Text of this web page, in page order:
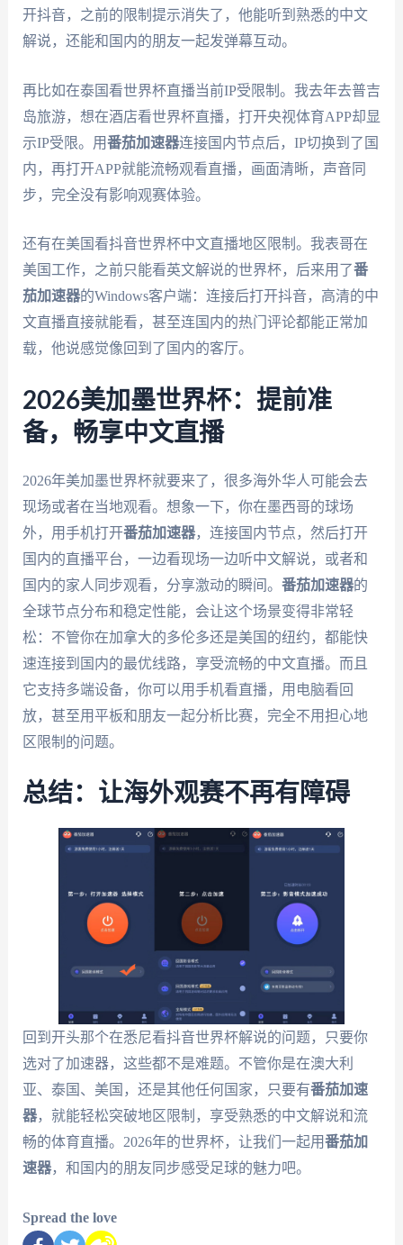
开抖音，之前的限制提示消失了，他能听到熟悉的中文
解说，还能和国内的朋友一起发弹幕互动。
再比如在泰国看世界杯直播当前IP受限制。我去年去普吉
岛旅游，想在酒店看世界杯直播，打开央视体育APP却显
示IP受限。用番茄加速器连接国内节点后，IP切换到了国
内，再打开APP就能流畅观看直播，画面清晰，声音同
步，完全没有影响观赛体验。
还有在美国看抖音世界杯中文直播地区限制。我表哥在
美国工作，之前只能看英文解说的世界杯，后来用了番
茄加速器的Windows客户端：连接后打开抖音，高清的中
文直播直接就能看，甚至连国内的热门评论都能正常加
载，他说感觉像回到了国内的客厅。
2026美加墨世界杯：提前准
备，畅享中文直播
2026年美加墨世界杯就要来了，很多海外华人可能会去
现场或者在当地观看。想象一下，你在墨西哥的球场
外，用手机打开番茄加速器，连接国内节点，然后打开
国内的直播平台，一边看现场一边听中文解说，或者和
国内的家人同步观看，分享激动的瞬间。 番茄加速器的
全球节点分布和稳定性能，会让这个场景变得非常轻
松：不管你在加拿大的多伦多还是美国的纽约，都能快
速连接到国内的最优线路，享受流畅的中文直播。而且
它支持多端设备，你可以用手机看直播，用电脑看回
放，甚至用平板和朋友一起分析比赛，完全不用担心地
区限制的问题。
总结：让海外观赛不再有障碍
回到开头那个在悉尼看抖音世界杯解说的问题，只要你
选对了加速器，这些都不是难题。不管你是在澳大利
亚、泰国、美国，还是其他任何国家，只要有番茄加速
器，就能轻松突破地区限制，享受熟悉的中文解说和流
畅的体育直播。2026年的世界杯，让我们一起用番茄加
速器，和国内的朋友同步感受足球的魅力吧。
Spread the love